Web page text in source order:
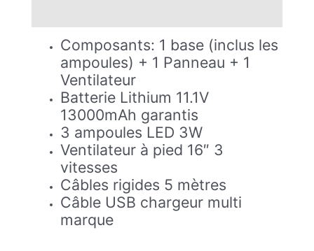
Composants: 1 base (inclus les
ampoules) + 1 Panneau + 1
Ventilateur
Batterie Lithium 11.1V
13000mAh garantis
3 ampoules LED 3W
Ventilateur à pied 16″ 3
vitesses
Câbles rigides 5 mètres
Câble USB chargeur multi
marque